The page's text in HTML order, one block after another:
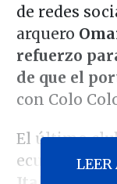
de redes
arquero
refuerzo
de que el
con Colo
El último
ecuatoriano